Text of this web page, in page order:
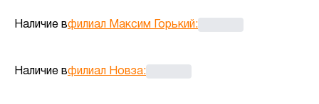
Наличие вфилиал Максим Горький:
Наличие вфилиал Новза: